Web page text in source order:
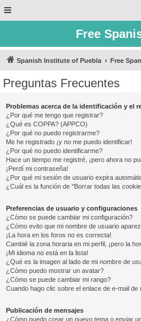
Free
Spanish Institute of Puebla Free
Preguntas Frecuentes
Problemas acerca de la identificación y el
¿Por qué me tengo que registrar?
¿Qué es COPPA? (APPCO)
¿Por qué no puedo registrarme?
Me he registrado ¡y no me puedo identificar!
¿Por qué no puedo identificarme?
Hace un tiempo me registré, ¡pero ahora no
¡Perdí mi contraseña!
¿Por qué mi sesión de usuario expira
¿Cuál es la función de "Borrar todas las
Preferencias de usuario y configuraciones
¿Cómo se puede cambiar mi configuración?
¿Cómo evito que mi nombre de usuario
¡La hora en los foros no es correcta!
Cambié la zona horaria en mi perfil, ¡pero la
¡Mi idioma no está en la lista!
¿Qué es la imagen al lado de mi nombre de
¿Cómo puedo mostrar un avatar?
¿Cómo se puede cambiar mi rango?
Cuando hago clic sobre el enlace de e-mail de
Publicación de mensajes
¿Cómo puedo crear un nuevo tema o enviar